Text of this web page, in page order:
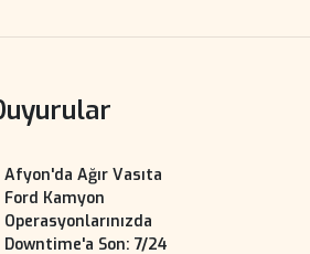
Afyon'da Ağır Vasıta
Ford Kamyon
Operasyonlarınızda
Downtime'a Son: 7/24